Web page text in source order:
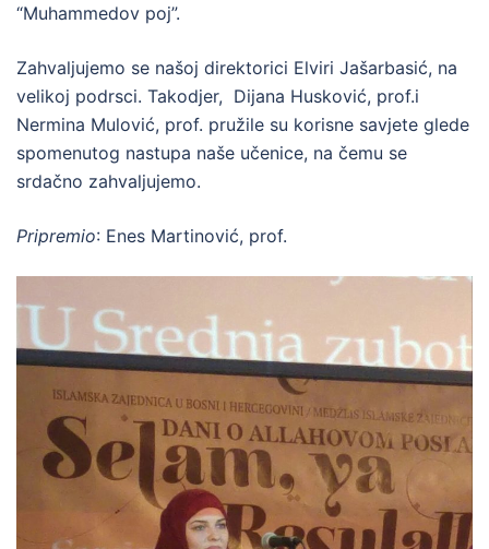
“Muhammedov poj”.
Zahvaljujemo se našoj direktorici Elviri Jašarbasić, na
velikoj podrsci. Takodjer, Dijana Husković, prof.i
Nermina Mulović, prof. pružile su korisne savjete glede
spomenutog nastupa naše učenice, na čemu se
srdačno zahvaljujemo.
Pripremio: Enes Martinović, prof.